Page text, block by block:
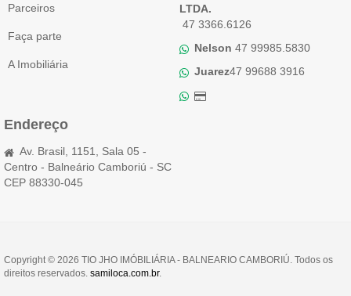
Parceiros
Faça parte
A Imobiliária
LTDA.
47 3366.6126
Nelson 47 99985.5830
Juarez47 99688 3916
Endereço
Av. Brasil, 1151, Sala 05 -
Centro - Balneário Camboriú - SC
CEP 88330-045
Copyright © 2026 TIO JHO IMÓBILIÁRIA - BALNEARIO CAMBORIÚ. Todos os
direitos reservados. samiloca.com.br.